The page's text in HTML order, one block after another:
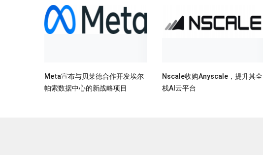
Meta宣布与贝莱德合作开发埃尔
帕索数据中心的新战略项目
Nscale收购Anyscale，提升其全
栈AI云平台